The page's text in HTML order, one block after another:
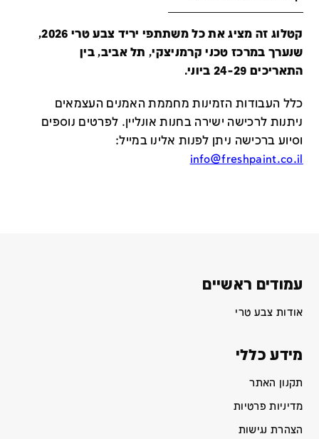
קטלוג זה מציג את כל משתתפי יריד צבע טרי 2026,
שנערך במרכז טכני קרמניצקי, תל אביב, בין
התאריכים 24-29 ביוני.
כלל העבודות הזמינות מחממת האמנים העצמאים
ניתנות לרכישה ישירה בחנות אונליין. לפרטים נוספים
וסיוע ברכישה ניתן לפנות אלינו במייל:
info@freshpaint.co.il
עמודים ראשיים
אודות צבע טרי
מידע כללי
תקנון האתר
מדיניות פרטיות
הצהרת נגישות